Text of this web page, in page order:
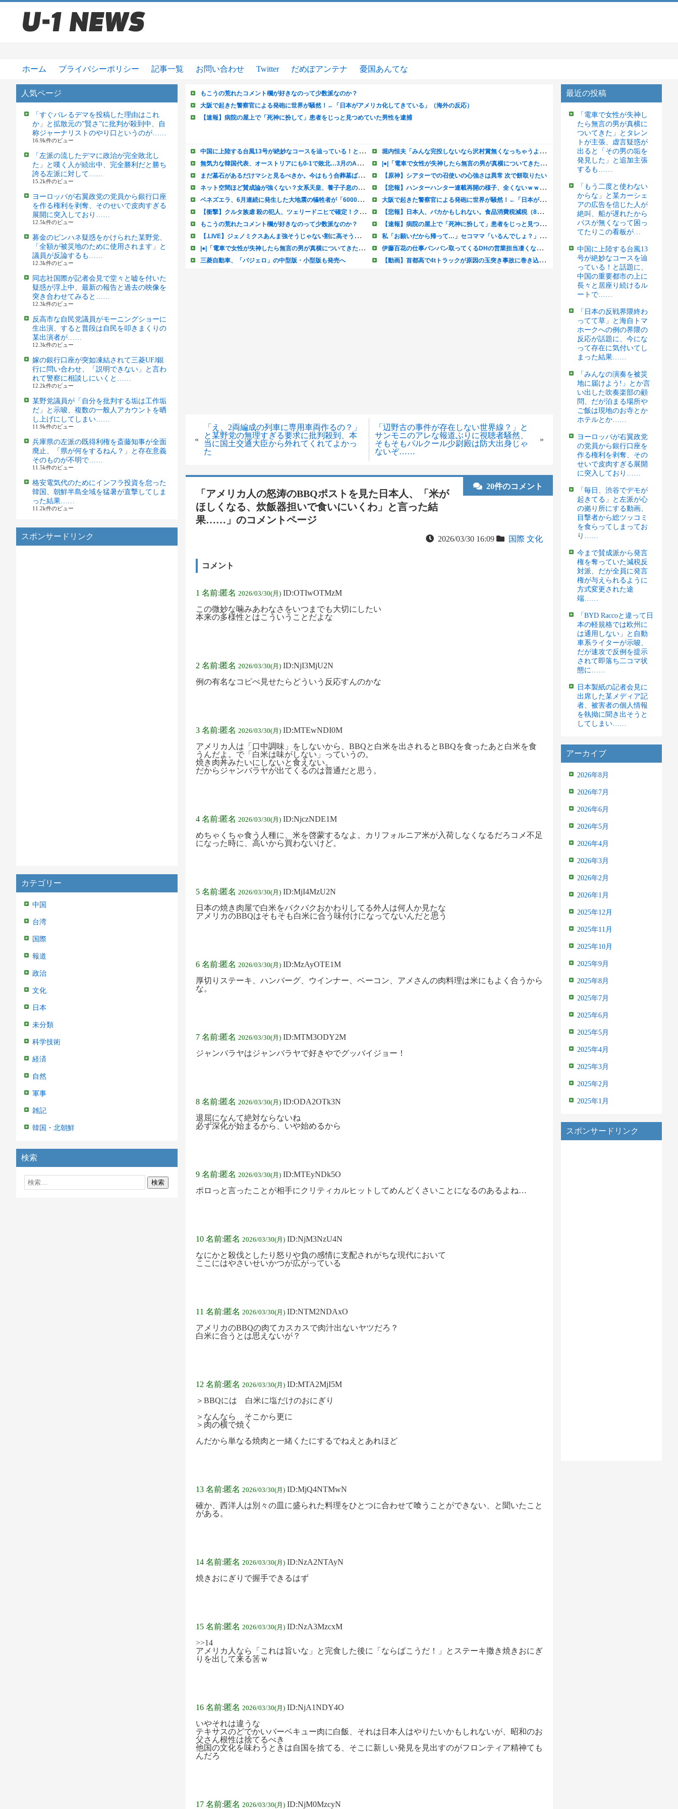
ホーム プライバシーポリシー 記事一覧 お問い合わせ Twitter だめぽアンテナ 憂国あんてな
人気ページ
「すぐバレるデマを投稿した理由はこれ
か」と拡散元の”賢さ”に批判が殺到中、自
称ジャーナリストのやり口というのが……
16.9k件のビュー
「左派の流したデマに政治が完全敗北し
た」と嘆く人が続出中、完全勝利だと勝ち
誇る左派に対して……
15.2k件のビュー
ヨーロッパが右翼政党の党員から銀行口座
を作る権利を剥奪、そのせいで皮肉すぎる
展開に突入しており……
12.5k件のビュー
募金のピンハネ疑惑をかけられた某野党、
「全額が被災地のために使用されます」と
議員が反論するも……
12.3k件のビュー
同志社国際が記者会見で堂々と嘘を付いた
疑惑が浮上中、最新の報告と過去の映像を
突き合わせてみると……
12.3k件のビュー
反高市な自民党議員がモーニングショーに
生出演、すると普段は自民を叩きまくりの
某出演者が……
12.3k件のビュー
嫁の銀行口座が突如凍結されて三菱UFJ銀
行に問い合わせ、「説明できない」と言わ
れて警察に相談しにいくと……
12.2k件のビュー
某野党議員が「自分を批判する垢は工作垢
だ」と示唆、複数の一般人アカウントを晒
し上げにしてしまい……
11.9k件のビュー
兵庫県の左派の既得利権を斎藤知事が全面
廃止、「県が何をするねん？」と存在意義
そのものが不明で……
11.5k件のビュー
格安電気代のためにインフラ投資を怠った
韓国、朝鮮半島全域を猛暑が直撃してしま
った結果……
11.2k件のビュー
スポンサードリンク
カテゴリー
中国
台湾
国際
報道
政治
文化
日本
未分類
科学技術
経済
自然
軍事
雑記
韓国・北朝鮮
検索
«
「え、2両編成の列車に専用車両作るの？」
と某野党の無理すぎる要求に批判殺到、本
当に国土交通大臣から外れてくれてよかっ
た
「辺野古の事件が存在しない世界線？」と
サンモニのアレな報道ぶりに視聴者騒然、
そもそもパルクール少尉殿は防大出身じゃ
ないぞ……
»
20件のコメント
「アメリカ人の怒涛のBBQポストを見た日本人、「米が
ほしくなる、炊飯器担いで食いにいくわ」と言った結
果……」 のコメントページ
2026/03/30 16:09 国際 文化
コメント
1 名前:匿名 2026/03/30(月) ID:OTIwOTMzM
この微妙な噛みあわなさをいつまでも大切にしたい
本来の多様性とはこういうことだよな
2 名前:匿名 2026/03/30(月) ID:NjI3MjU2N
例の有名なコピぺ見せたらどういう反応すんのかな
3 名前:匿名 2026/03/30(月) ID:MTEwNDI0M
アメリカ人は「口中調味」をしないから、BBQと白米を出されるとBBQを食ったあと白米を食
うんだよ。で「白米は味がしない」っていうの。
焼き肉丼みたいにしないと食えない。
だからジャンバラヤが出てくるのは普通だと思う。
4 名前:匿名 2026/03/30(月) ID:NjczNDE1M
めちゃくちゃ食う人種に、米を啓蒙するなよ。カリフォルニア米が入荷しなくなるだろコメ不足
になった時に、高いから買わないけど。
5 名前:匿名 2026/03/30(月) ID:MjI4MzU2N
日本の焼き肉屋で白米をバクバクおかわりしてる外人は何人か見たな
アメリカのBBQはそもそも白米に合う味付けになってないんだと思う
6 名前:匿名 2026/03/30(月) ID:MzAyOTE1M
厚切りステーキ、ハンバーグ、ウインナー、ベーコン、アメさんの肉料理は米にもよく合うから
な。
7 名前:匿名 2026/03/30(月) ID:MTM3ODY2M
ジャンバラヤはジャンバラヤで好きやでグッバイジョー！
8 名前:匿名 2026/03/30(月) ID:ODA2OTk3N
退屈になんて絶対ならないね
必ず深化が始まるから、いや始めるから
9 名前:匿名 2026/03/30(月) ID:MTEyNDk5O
ポロっと言ったことが相手にクリティカルヒットしてめんどくさいことになるのあるよね…
10 名前:匿名 2026/03/30(月) ID:NjM3NzU4N
なにかと殺伐としたり怒りや負の感情に支配されがちな現代において
ここにはやさいせいかつが広がっている
11 名前:匿名 2026/03/30(月) ID:NTM2NDAxO
アメリカのBBQの肉てカスカスで肉汁出ないヤツだろ？
白米に合うとは思えないが？
12 名前:匿名 2026/03/30(月) ID:MTA2MjI5M
＞BBQには 白米に塩だけのおにぎり
＞なんなら そこから更に
＞肉の横で焼く
んだから単なる焼肉と一緒くたにするでねえとあれほど
13 名前:匿名 2026/03/30(月) ID:MjQ4NTMwN
確か、西洋人は別々の皿に盛られた料理をひとつに合わせて喰うことができない、と聞いたこと
がある。
14 名前:匿名 2026/03/30(月) ID:NzA2NTAyN
焼きおにぎりで握手できるはず
15 名前:匿名 2026/03/30(月) ID:NzA3MzcxM
>>14
アメリカ人なら「これは旨いな」と完食した後に「ならばこうだ！」とステーキ撒き焼きおにぎ
りを出して来る筈ｗ
16 名前:匿名 2026/03/30(月) ID:NjA1NDY4O
いやそれは違うな
テキサスのどでかいバーベキュー肉に白飯、それは日本人はやりたいかもしれないが、昭和のお
父さん根性は捨てるべき
他国の文化を味わうときは自国を捨てる、そこに新しい発見を見出すのがフロンティア精神ても
んだろ
17 名前:匿名 2026/03/30(月) ID:NjM0MzcyN
最近の投稿
「電車で女性が失神し
たら無言の男が真横に
ついてきた」とタレン
トが主張、虚言疑惑が
出ると「その男の垢を
発見した」と追加主張
するも……
「もう二度と使わない
からな」と某カーシェ
アの広告を信じた人が
絶叫、船が遅れたから
バスが無くなって困っ
てたりこの看板が…
中国に上陸する台風13
号が絶妙なコースを辿
っている！と話題に、
中国の重要都市の上に
長々と居座り続けるル
ートで……
「日本の反戦界隈終わ
ってて草」と海自トマ
ホークへの例の界隈の
反応が話題に、今にな
って存在に気付いてし
まった結果……
「みんなの演奏を被災
地に届けよう!」とか言
い出した吹奏楽部の顧
問、だが泊まる場所や
ご飯は現地のお寺とか
ホテルとか……
ヨーロッパが右翼政党
の党員から銀行口座を
作る権利を剥奪、その
せいで皮肉すぎる展開
に突入しており……
「毎日、渋谷でデモが
起きてる」と左派が心
の拠り所にする動画、
目撃者から総ツッコミ
を食らってしまってお
り……
今まで賛成派から発言
権を奪っていた減税反
対派、だが全員に発言
権が与えられるように
方式変更された途
端……
「BYD Raccoと違って日
本の軽規格では欧州に
は通用しない」と自動
車系ライターが示唆、
だが速攻で反例を提示
されて即落ち二コマ状
態に……
日本製紙の記者会見に
出席した某メディア記
者、被害者の個人情報
を執拗に聞き出そうと
してしまい……
アーカイブ
2026年8月
2026年7月
2026年6月
2026年5月
2026年4月
2026年3月
2026年2月
2026年1月
2025年12月
2025年11月
2025年10月
2025年9月
2025年8月
2025年7月
2025年6月
2025年5月
2025年4月
2025年3月
2025年2月
2025年1月
スポンサードリンク